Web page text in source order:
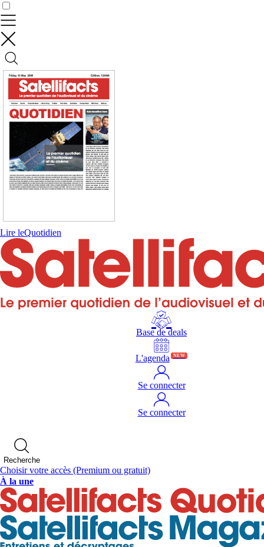
Lire leQuotidien
Base de deals
L'agenda NEW
Se connecter
Se connecter
Recherche
Choisir votre accès (Premium ou gratuit)
À la une
Contrôler vos données